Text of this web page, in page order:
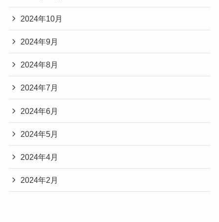
2024年10月
2024年9月
2024年8月
2024年7月
2024年6月
2024年5月
2024年4月
2024年2月